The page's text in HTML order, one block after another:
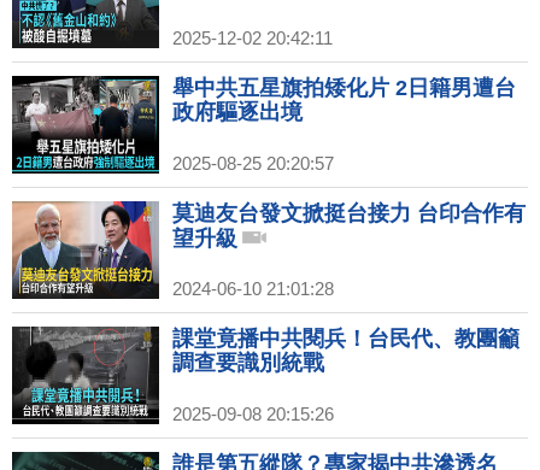
2025-12-02 20:42:11
舉中共五星旗拍矮化片 2日籍男遭台
政府驅逐出境
2025-08-25 20:20:57
莫迪友台發文掀挺台接力 台印合作有
望升級
2024-06-10 21:01:28
課堂竟播中共閱兵！台民代、教團籲
調查要識別統戰
2025-09-08 20:15:26
誰是第五縱隊？專家揭中共滲透名